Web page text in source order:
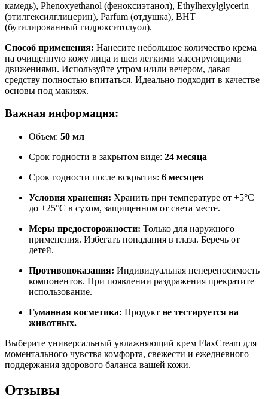
камедь), Phenoxyethanol (феноксиэтанол), Ethylhexylglycerin
(этилгексилглицерин), Parfum (отдушка), BHT
(бутилированный гидрокситолуол).
Способ применения: Нанесите небольшое количество крема
на очищенную кожу лица и шеи легкими массирующими
движениями. Используйте утром и/или вечером, давая
средству полностью впитаться. Идеально подходит в качестве
основы под макияж.
Важная информация:
Объем: 50 мл
Срок годности в закрытом виде: 24 месяца
Срок годности после вскрытия: 6 месяцев
Условия хранения: Хранить при температуре от +5°С
до +25°С в сухом, защищенном от света месте.
Меры предосторожности: Только для наружного
применения. Избегать попадания в глаза. Беречь от
детей.
Противопоказания: Индивидуальная непереносимость
компонентов. При появлении раздражения прекратите
использование.
Гуманная косметика: Продукт не тестируется на
животных.
Выберите универсальный увлажняющий крем FlaxCream для
моментального чувства комфорта, свежести и ежедневного
поддержания здорового баланса вашей кожи.
Отзывы